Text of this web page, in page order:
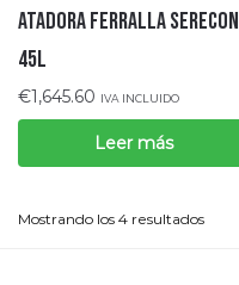
ATADORA FERRALLA SERECON
45L
€1,645.60 IVA INCLUIDO
Leer más
Mostrando los 4 resultados